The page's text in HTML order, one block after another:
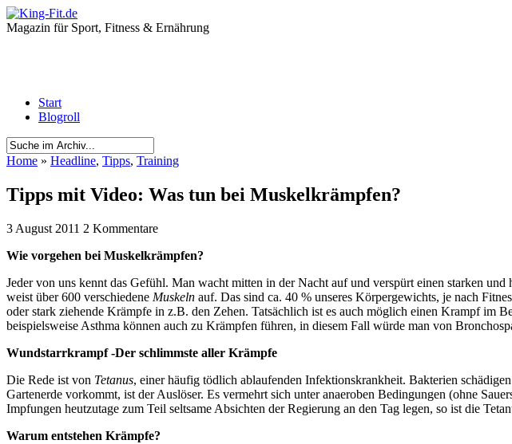
Magazin für Sport, Fitness & Ernährung
Start
Blogroll
Home » Headline, Tipps, Training
Tipps mit Video: Was tun bei Muskelkrämpfen?
3 August 2011 2 Kommentare
Wie vorgehen bei Muskelkrämpfen?
Jeder von uns kennt das Gefühl. Man wacht mitten in der Nacht auf und verspürt einen starken und
weist über 600 verschiedene Muskeln auf. Das sind ca. 40 % unseres Körpergewichts, je nach
oder stark ziehende Krämpfe in z.B. den Zehen. Tatsächlich ist es auch möglich einen Krampf im
beispielsweise Asthma können auch zu Krämpfen führen, in diesem Fall würde man von
Wundstarrkrampf -Der schlimmste aller Krämpfe
Die Rede ist von Tetanus, einer häufig tödlich ablaufenden Infektionskrankheit. Bakterien
Gartenerde vorkommt, ist der Auslöser. Es vermehrt sich unter anaeroben Bedingungen (ohne
Impfungen heutzutage zum Teil seltsame Absichten der Regierung an den Tag legen, so ist die
Warum entstehen Krämpfe?